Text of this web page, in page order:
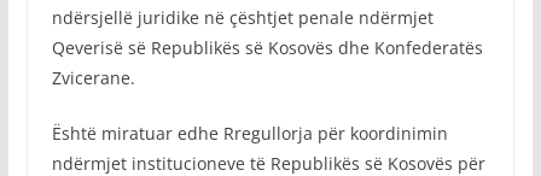
ndërsjellë juridike në çështjet penale ndërmjet
Qeverisë së Republikës së Kosovës dhe Konfederatës
Zvicerane.
Është miratuar edhe Rregullorja për koordinimin
ndërmjet institucioneve të Republikës së Kosovës për